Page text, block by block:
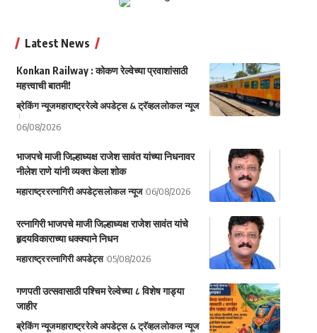
Latest News
Konkan Railway : कोकण रेल्वेच्या प्रवाशांसाठी
महत्त्वाची बातमी!
ब्रेकिंग न्यूजमहाराष्ट्ररेल्वे अपडेट्स & ट्रॅव्हललोकल न्यूज
06/08/2026
भाजपचे माजी जिल्हाध्यक्ष राजेश सावंत यांच्या निधनावर
नीलेश राणे यांनी व्यक्त केला शोक
महाराष्ट्ररत्नागिरी अपडेट्सलोकल न्यूज 06/08/2026
रत्नागिरी भाजपचे माजी जिल्हाध्यक्ष राजेश सावंत यांचे
हृदयविकाराच्या धक्क्याने निधन
महाराष्ट्ररत्नागिरी अपडेट्स 05/08/2026
गणपती उत्सवासाठी पश्चिम रेल्वेच्या ८ विशेष गाड्या
जाहीर
ब्रेकिंग न्यूजमहाराष्ट्ररेल्वे अपडेट्स & ट्रॅव्हललोकल न्यूज